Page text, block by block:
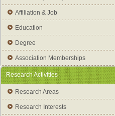
Affiliation & Job
Education
Degree
Association Memberships
Research Activities
Research Areas
Research Interests